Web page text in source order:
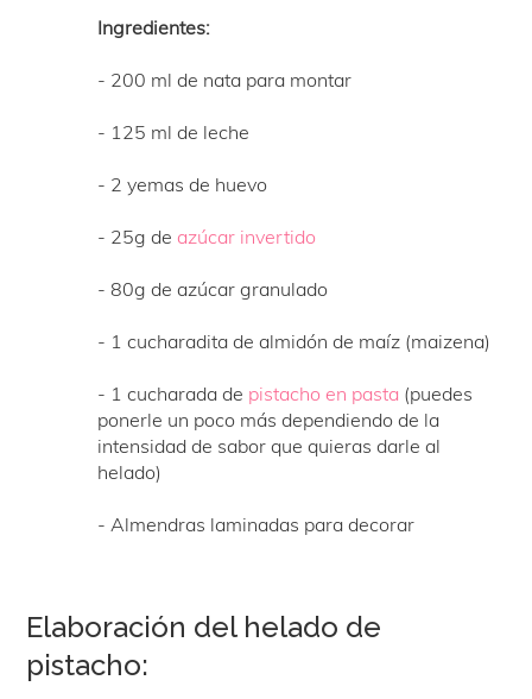
Ingredientes:
- 200 ml de nata para montar
- 125 ml de leche
- 2 yemas de huevo
- 25g de azúcar invertido
- 80g de azúcar granulado
- 1 cucharadita de almidón de maíz (maizena)
- 1 cucharada de pistacho en pasta (puedes
ponerle un poco más dependiendo de la
intensidad de sabor que quieras darle al
helado)
- Almendras laminadas para decorar
Elaboración del helado de
pistacho: